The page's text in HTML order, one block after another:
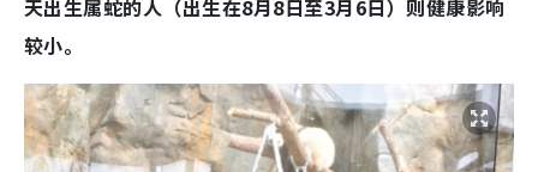
天出生属蛇的人（出生在8月8日至3月6日）则健康影响
较小。